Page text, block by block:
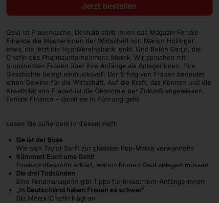
Jetzt bestellen
Geld ist Frauensache. Deshalb stellt Ihnen das Magazin Female
Finance die Macherinnen der Wirtschaft vor. Marion Höllinger
etwa, die jetzt die HypoVereinsbank lenkt. Und Belén Garijo, die
Chefin des Pharmaunternehmens Merck. Wir sprachen mit
prominenten Frauen über ihre Anfänge als Anlegerinnen. Ihre
Geschichte belegt eindrucksvoll: Der Erfolg von Frauen bedeutet
einen Gewinn für die Wirtschaft. Auf die Kraft, das Können und die
Kreativität von Frauen ist die Ökonomie der Zukunft angewiesen.
Female Finance – damit sie in Führung geht.
Lesen Sie außerdem in diesem Heft:
Sie ist der Boss
Wie sich Taylor Swift zur globalen Pop-Marke verwandelte
Kümmert Euch ums Geld!
Finanzprofessorin erklärt, warum Frauen Geld anlegen müssen
Die drei Todsünden
Eine Fondmanagerin gibt Tipps für Investment-Anfängerinnen
„In Deutschland haben Frauen es schwer“
Die Merck-Chefin klagt an